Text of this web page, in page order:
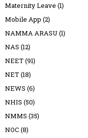
Maternity Leave (1)
Mobile App (2)
NAMMA ARASU (1)
NAS (12)
NEET(91)
NET(18)
NEWS (6)
NHIS (50)
NMMS (35)
NOC (8)